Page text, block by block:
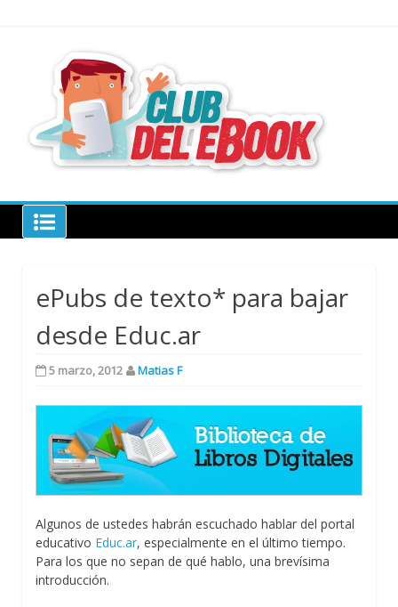
Club del ebook
ePubs de texto* para bajar
desde Educ.ar
5 marzo, 2012 Matias F
Algunos de ustedes habrán escuchado hablar del portal
educativo Educ.ar, especialmente en el último tiempo.
Para los que no sepan de qué hablo, una brevísima
introducción.